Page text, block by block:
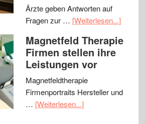
Ärzte geben Antworten auf
Fragen zur … [Weiterlesen...]
Magnetfeld Therapie
Firmen stellen ihre
Leistungen vor
Magnetfeldtherapie
Firmenportraits Hersteller und
… [Weiterlesen...]